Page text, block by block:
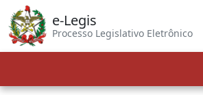
e-Legis
Processo Legislativo Eletrônico